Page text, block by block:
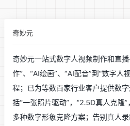
奇妙元
奇妙元一站式数字人视频制作和直
作”、“AI绘画”、“AI配音”到“数字人
程；已为等数百家行业客户提供数
括“一张照片驱动”，“2.5D真人克隆
多种数字形象克隆方案；告别真人